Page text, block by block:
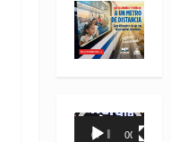
Reproductor
00:00 00:35